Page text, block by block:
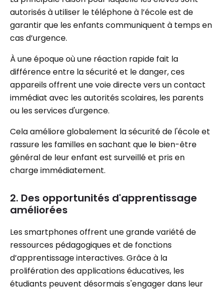
autorisés à utiliser le téléphone à l’école est de
garantir que les enfants communiquent à temps en
cas d’urgence.
À une époque où une réaction rapide fait la
différence entre la sécurité et le danger, ces
appareils offrent une voie directe vers un contact
immédiat avec les autorités scolaires, les parents
ou les services d'urgence.
Cela améliore globalement la sécurité de l'école et
rassure les familles en sachant que le bien-être
général de leur enfant est surveillé et pris en
charge immédiatement.
2. Des opportunités d'apprentissage
améliorées
Les smartphones offrent une grande variété de
ressources pédagogiques et de fonctions
d’apprentissage interactives. Grâce à la
prolifération des applications éducatives, les
étudiants peuvent désormais s'engager dans leur